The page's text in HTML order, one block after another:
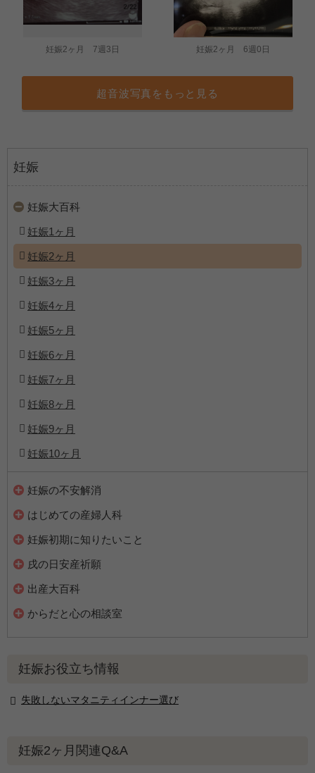
妊娠2ヶ月 7週3日 妊娠2ヶ月 6週0日
超音波写真をもっと見る
妊娠
妊娠大百科
妊娠1ヶ月
妊娠2ヶ月
妊娠3ヶ月
妊娠4ヶ月
妊娠5ヶ月
妊娠6ヶ月
妊娠7ヶ月
妊娠8ヶ月
妊娠9ヶ月
妊娠10ヶ月
妊娠の不安解消
はじめての産婦人科
妊娠初期に知りたいこと
戌の日安産祈願
出産大百科
からだと心の相談室
妊娠お役立ち情報
失敗しないマタニティインナー選び
妊娠2ヶ月関連Q&A